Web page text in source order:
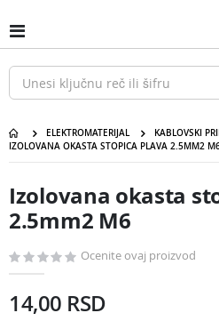
na
sadržaj
Uključi
/
isključi
Nav
ELEKTROMATERIJAL KABLOVSKI
IZOLOVANA OKASTA STOPICA PLAVA 2.5MM2
kraj
galerije
slika
Izolovana okasta stopica
početak
galerije
slika
Izolovana okasta
2.5mm2 M6
Ocenite ovaj proizvod
14,00 RSD